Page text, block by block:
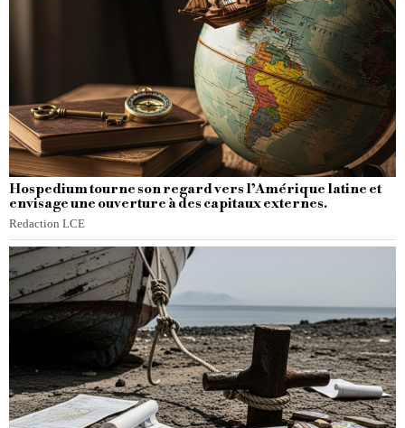
Hospedium tourne son regard vers l’Amérique latine et
envisage une ouverture à des capitaux externes.
Redaction LCE